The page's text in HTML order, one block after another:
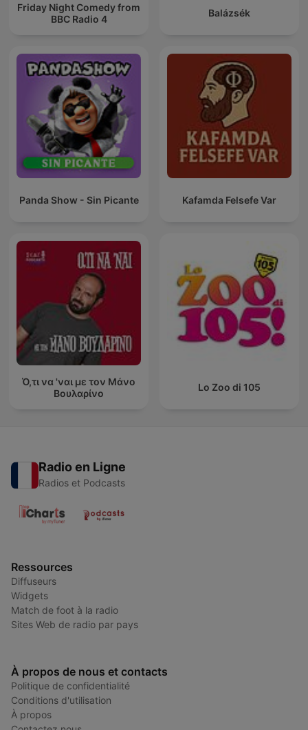
Friday Night Comedy from
BBC Radio 4
Balázsék
Panda Show - Sin Picante Kafamda Felsefe Var
Ό,τι να 'ναι με τον Μάνο
Βουλαρίνο
Lo Zoo di 105
Radio en Ligne
Radios et Podcasts
Ressources
Diffuseurs
Widgets
Match de foot à la radio
Sites Web de radio par pays
À propos de nous et contacts
Politique de confidentialité
Conditions d'utilisation
À propos